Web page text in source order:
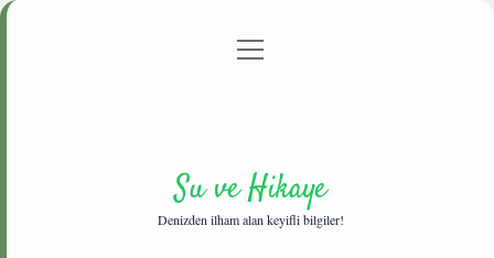
Gizlilik Politikası
menüyü
Su ve Hikaye
Denizden ilham alan keyifli bilgiler!